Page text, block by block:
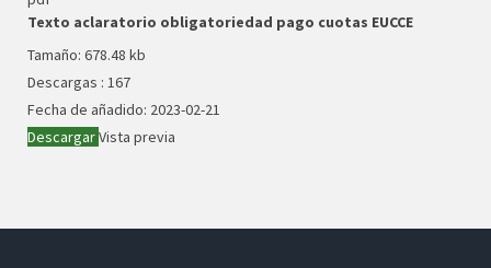
Texto aclaratorio obligatoriedad pago cuotas EUCCE
Tamaño: 678.48 kb
Descargas : 167
Fecha de añadido: 2023-02-21
DescargarVista previa